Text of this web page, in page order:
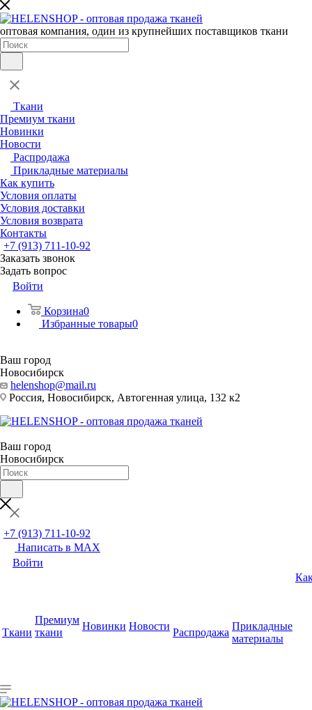
оптовая компания, один из крупнейших поставщиков ткани
Ткани
Премиум ткани
Новинки
Новости
Распродажа
Прикладные материалы
Как купить
Условия оплаты
Условия доставки
Условия возврата
Контакты
+7 (913) 711-10-92
Заказать звонок
Задать вопрос
Войти
Корзина0
Избранные товары0
Ваш город
Новосибирск
helenshop@mail.ru
Россия, Новосибирск, Автогенная улица, 132 к2
Ваш город
Новосибирск
+7 (913) 711-10-92
Написать в MAX
Войти
Ткани
Премиум
ткани
Новинки Новости
Распродажа
Прикладные
материалы